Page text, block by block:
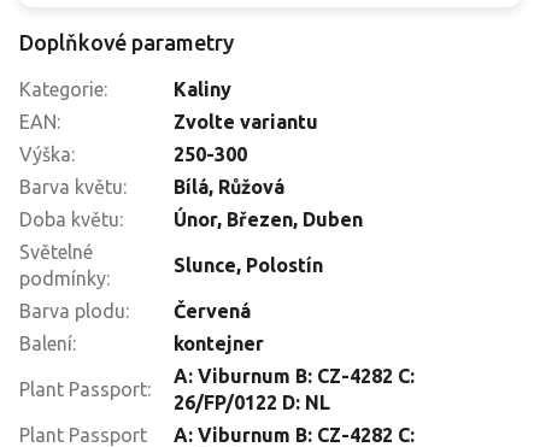
Doplňkové parametry
Kategorie:
Kaliny
EAN:
Zvolte variantu
Výška:
250-300
Barva květu: Bílá, Růžová
Doba květu: Únor, Březen, Duben
Světelné
podmínky:
Slunce, Polostín
Barva plodu:
Červená
Balení: kontejner
Plant Passport:
A: Viburnum B: CZ-4282 C:
26/FP/0122 D: NL
Plant Passport
A: Viburnum B: CZ-4282 C: